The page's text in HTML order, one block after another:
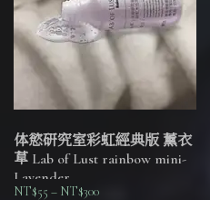
体慾研究室彩虹經典版 薰衣
草 Lab of Lust rainbow mini-
Lavender
NT$55 – NT$300